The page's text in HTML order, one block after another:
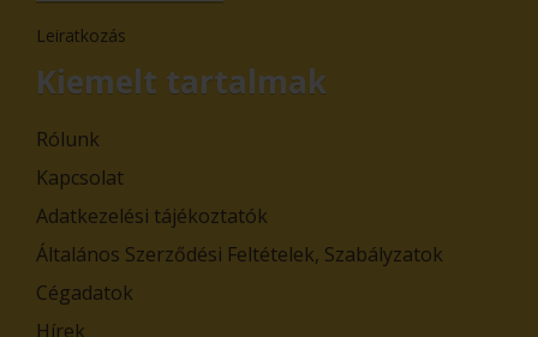
Leiratkozás
Kiemelt tartalmak
Rólunk
Kapcsolat
Adatkezelési tájékoztatók
Általános Szerződési Feltételek, Szabályzatok
Cégadatok
Hírek